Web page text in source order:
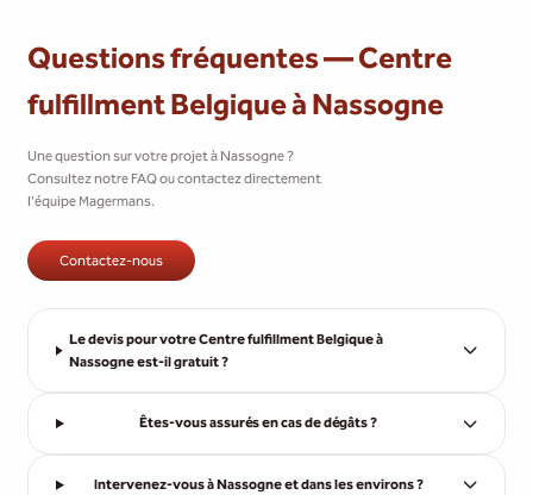
Questions fréquentes — Centre
fulfillment Belgique à Nassogne
Une question sur votre projet à Nassogne ?
Consultez notre FAQ ou contactez directement
l'équipe Magermans.
Contactez-nous
Le devis pour votre Centre fulfillment Belgique à
Nassogne est-il gratuit ?
Êtes-vous assurés en cas de dégâts ?
Intervenez-vous à Nassogne et dans les environs ?